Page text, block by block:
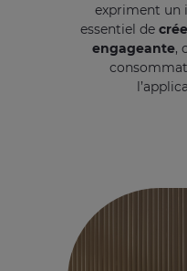
expriment un
essentiel de
engageante,